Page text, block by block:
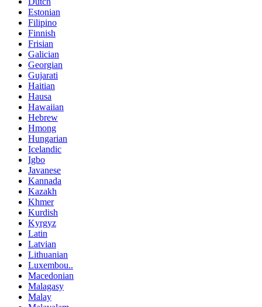
Estonian
Filipino
Finnish
Frisian
Galician
Georgian
Gujarati
Haitian
Hausa
Hawaiian
Hebrew
Hmong
Hungarian
Icelandic
Igbo
Javanese
Kannada
Kazakh
Khmer
Kurdish
Kyrgyz
Latin
Latvian
Lithuanian
Luxembou..
Macedonian
Malagasy
Malay